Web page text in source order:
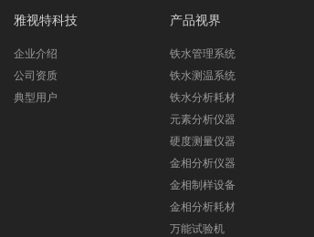
雅视特科技
企业介绍
公司资质
典型用户
产品视界
铁水管理系统
铁水测温系统
铁水分析耗材
元素分析仪器
硬度测量仪器
金相分析仪器
金相制样设备
金相分析耗材
万能试验机